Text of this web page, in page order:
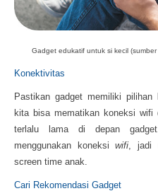
Gadget edukatif untuk si kecil
Konektivitas
Pastikan gadget memiliki pilihan
kita bisa mematikan koneksi
terlalu lama di depan
menggunakan koneksiwifi, jadi
screen time anak.
Cari Rekomendasi Gadget